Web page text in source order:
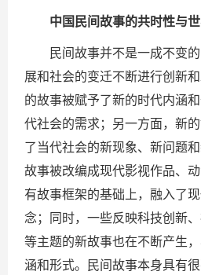
中国民间故事的共时性与
民间故事并不是一成不变
展和社会的变迁不断进行创新
的故事被赋予了新的时代内涵
代社会的需求；另一方面，新
了当代社会的新现象、新问题
故事被改编成现代影视作品、
有故事框架的基础上，融入了
念；同时，一些反映科技创新
等主题的新故事也在不断产生
涵和形式。民间故事本身具有